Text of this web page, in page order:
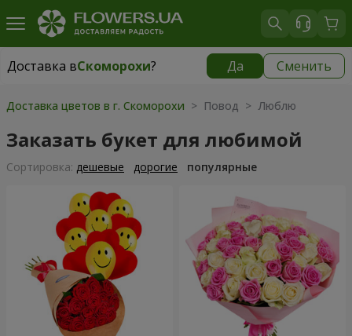
Доставка вСкоморохи? Да Сменить
Доставка вСкоморохи|
Доставка цветов в г. Скоморохи > Повод > Люблю
Заказать букет для любимой
Cортировка: дешевые дорогие популярные